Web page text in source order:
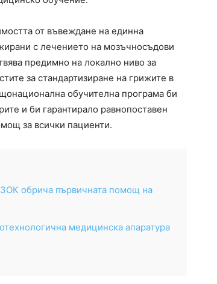
от въвеждане на единна
с лечението на мозъчносъдови
предимно на локално ниво за
за стандартизиране на грижите в
обучителна програма би
и би гарантирало равнопоставен
за всички пациенти.
обрича първичната помощ на
медицинска апаратура